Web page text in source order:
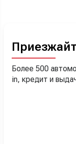
Более 500
in, кредит и